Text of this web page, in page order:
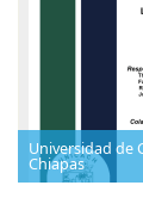
Universidad de
Chiapas